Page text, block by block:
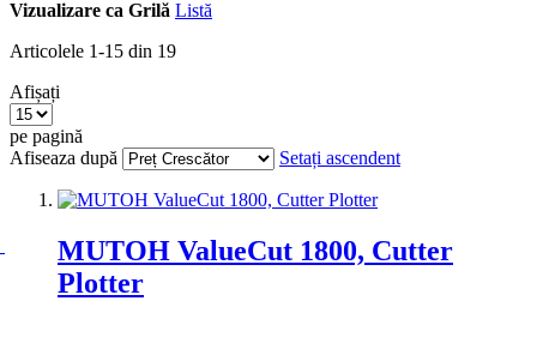
Vizualizare ca Grilă Listă
Articolele 1-15 din 19
Afișați
pe pagină
Afiseaza după
Setați ascendent
MUTOH ValueCut 1800, Cutter
Plotter